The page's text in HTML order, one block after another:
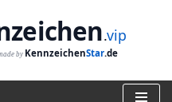
.vip
by KennzeichenStar.de